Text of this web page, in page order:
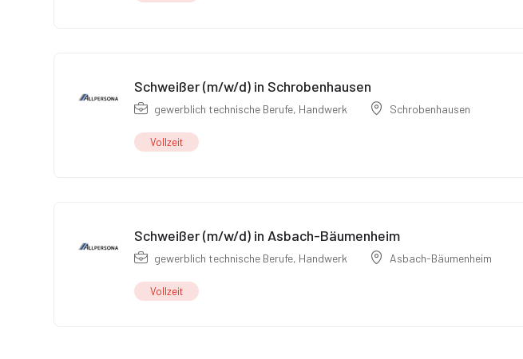
Schweißer (m/w/d) in Schrobenhausen
gewerblich technische Berufe, Handwerk Schrobenhausen
Vollzeit
Schweißer (m/w/d) in Asbach-Bäumenheim
gewerblich technische Berufe, Handwerk Asbach-Bäumenheim
Vollzeit